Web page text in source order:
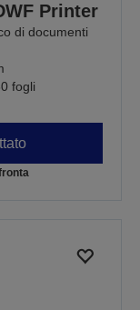
Printer
di documenti
fogli